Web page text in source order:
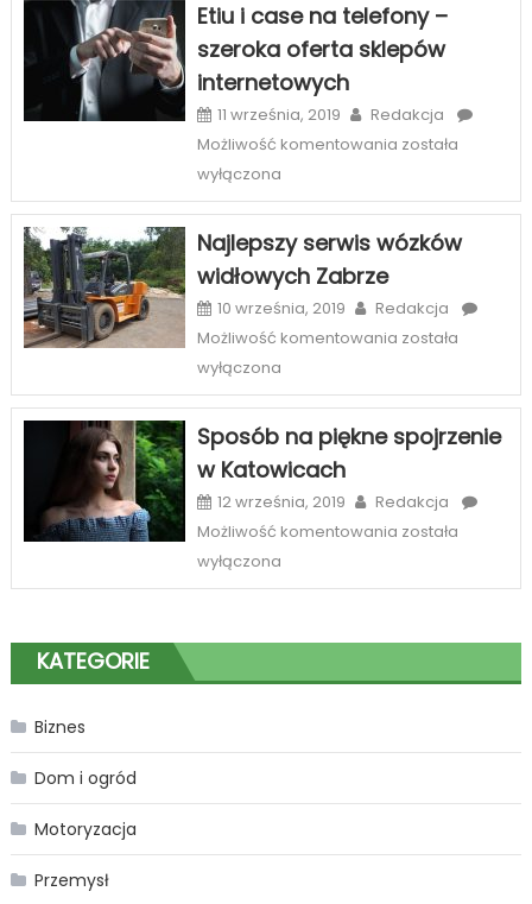
sposób
na
Etiu i case na telefony –
szeroka oferta sklepów
internetowych
11 września, 2019
Redakcja
Możliwość komentowania Etiu
case
telefony
szeroka
oferta
została
wyłączona
Najlepszy serwis wózków
widłowych Zabrze
10 września, 2019
Redakcja
Możliwość komentowania Najlepszy
wózków
Zabrze
została
wyłączona
Sposób na piękne spojrzenie
w Katowicach
12 września, 2019
Redakcja
Możliwość komentowania Sposób
piękne
w
została
wyłączona
KATEGORIE
Biznes
Dom i ogród
Motoryzacja
Przemysł